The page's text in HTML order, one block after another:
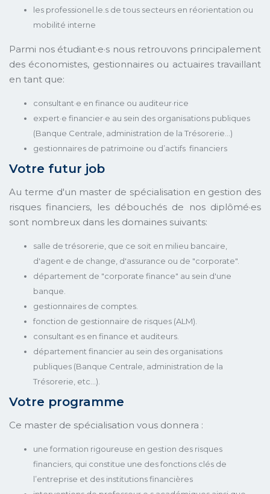
les professionel.le.s de tous secteurs en réorientation ou
mobilité interne
Parmi nos étudiant·e·s nous retrouvons principalement
des économistes, gestionnaires ou actuaires travaillant
en tant que:
consultant·e en finance ou auditeur·rice
expert·e financier·e au sein des organisations publiques
(Banque Centrale, administration de la Trésorerie...)
gestionnaires de patrimoine ou d’actifs financiers
Votre futur job
Au terme d'un master de spécialisation en gestion des
risques financiers, les débouchés de nos diplômé·es
sont nombreux dans les domaines suivants:
salle de trésorerie, que ce soit en milieu bancaire,
d'agent·e de change, d'assurance ou de "corporate".
département de "corporate finance" au sein d'une
banque.
gestionnaires de comptes.
fonction de gestionnaire de risques (ALM).
consultant·es en finance et auditeurs.
département financier au sein des organisations
publiques (Banque Centrale, administration de la
Trésorerie, etc...).
Votre programme
Ce master de spécialisation vous donnera :
une formation rigoureuse en gestion des risques
financiers, qui constitue une des fonctions clés de
l’entreprise et des institutions financières